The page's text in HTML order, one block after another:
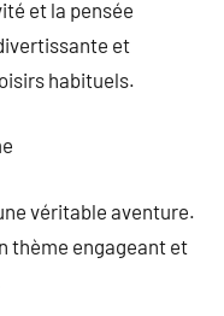
et la pensée
et
habituels.
véritable aventure.
thème engageant et